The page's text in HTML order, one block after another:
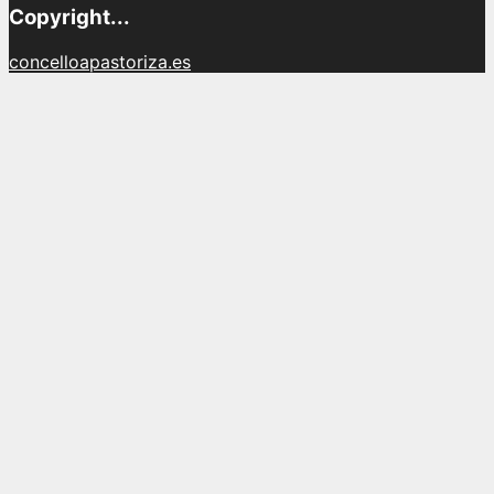
Copyright...
concelloapastoriza.es